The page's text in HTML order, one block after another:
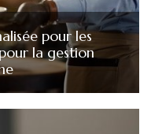
pour les
la gestion